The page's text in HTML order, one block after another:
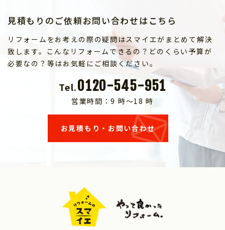
見積もりのご依頼お問い合わせはこちら
リフォームをお考えの際の疑問はスマイエがまとめて解決
致します。こんなリフォームできるの？どのくらい予算が
必要なの？等はお気軽にご相談ください。
Tel.0120-545-951
営業時間：9 時～18 時
お見積もり・お問い合わせ